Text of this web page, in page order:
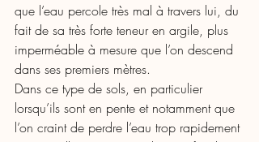
que l’eau percole très mal à travers lui, du
fait de sa très forte teneur en argile, plus
imperméable à mesure que l’on descend
dans ses premiers mètres.
Dans ce type de sols, en particulier
lorsqu’ils sont en pente et notamment que
l’on craint de perdre l’eau trop rapidement